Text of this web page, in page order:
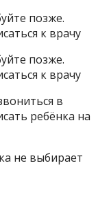
позже.
к врачу
позже.
к врачу
в
ребёнка на
не выбирает